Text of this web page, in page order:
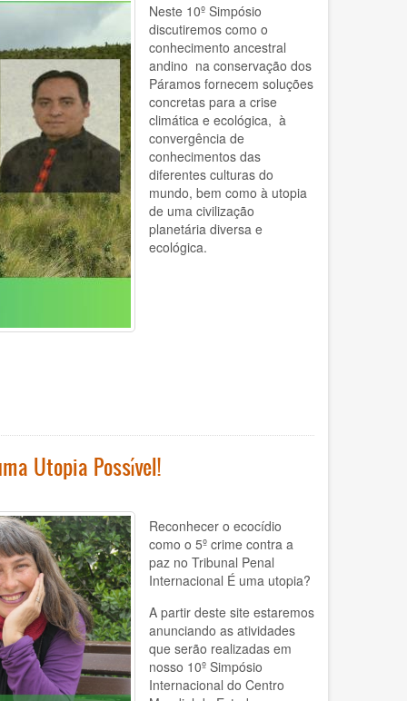
Neste 10º Simpósio
discutiremos como o
conhecimento ancestral
andino na conservação dos
Páramos fornecem soluções
concretas para a crise
climática e ecológica, à
convergência de
conhecimentos das
diferentes culturas do
mundo, bem como à utopia
de uma civilização
planetária diversa e
ecológica.
Utopia Possível!
Reconhecer o ecocídio
como o 5º crime contra a
paz no Tribunal Penal
Internacional É uma utopia?
A partir deste site estaremos
anunciando as atividades
que serão realizadas em
nosso 10º Simpósio
Internacional do Centro